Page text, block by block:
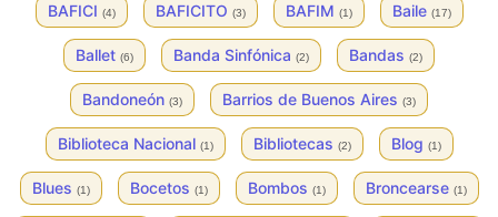
BAFICI (4) BAFICITO (3) BAFIM (1) Baile (17)
Ballet (6) Banda Sinfónica (2) Bandas (2)
Bandoneón (3) Barrios de Buenos Aires (3)
Biblioteca Nacional (1) Bibliotecas (2) Blog (1)
Blues (1) Bocetos (1) Bombos (1) Broncearse (1)